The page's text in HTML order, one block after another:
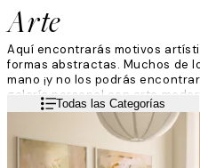
Arte
Aquí encontrarás motivos
formas abstractas. Muchos de
mano ¡y no los podrás
galería personal con arte
online de Desenio.
Leer másTodas las Categorías